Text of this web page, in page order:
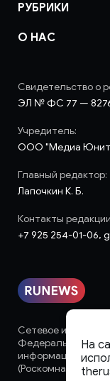
РУБРИКИ
О НАС
Сетевое издание
Федеральной
информационных
(Роскомнадзор)
Свидетельство о
ЭЛ № ФС 77 —
Учредитель:
ООО "Медиа
Главный редактор:
Лапочкин К. Б.
Контакты
+7 925 254-01-06,
На